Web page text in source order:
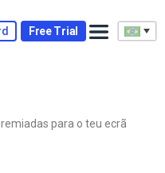
Free Trial
para o teu ecrã